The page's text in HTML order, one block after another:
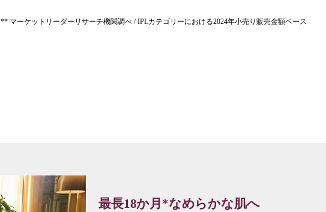
** マーケットリーダーリサーチ機関調べ / IPLカテゴリーにおける2024年小売り販売金額ベース
最長18か月*なめらかな肌へ